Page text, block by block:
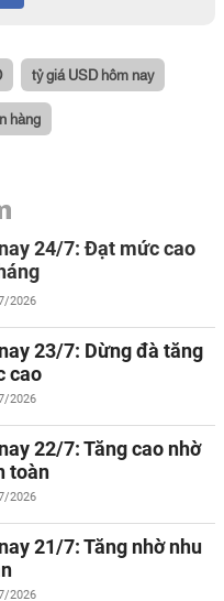
tỷ giá USD hôm nay
hàng
24/7: Đạt mức cao
2026
23/7: Dừng đà tăng
cao
2026
22/7: Tăng cao nhờ
toàn
2026
21/7: Tăng nhờ nhu
2026